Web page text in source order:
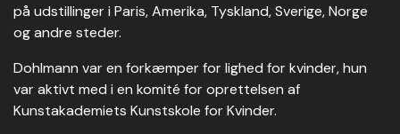
på udstillinger i Paris, Amerika, Tyskland, Sverige, Norge
og andre steder.
Dohlmann var en forkæmper for lighed for kvinder, hun
var aktivt med i en komité for oprettelsen af
Kunstakademiets Kunstskole for Kvinder.